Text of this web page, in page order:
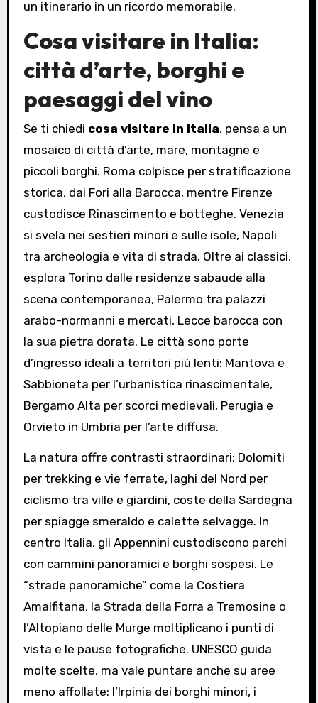
un itinerario in un ricordo memorabile.
Cosa visitare in Italia:
città d’arte, borghi e
paesaggi del vino
Se ti chiedi cosa visitare in Italia, pensa a un
mosaico di città d’arte, mare, montagne e
piccoli borghi. Roma colpisce per stratificazione
storica, dai Fori alla Barocca, mentre Firenze
custodisce Rinascimento e botteghe. Venezia
si svela nei sestieri minori e sulle isole, Napoli
tra archeologia e vita di strada. Oltre ai classici,
esplora Torino dalle residenze sabaude alla
scena contemporanea, Palermo tra palazzi
arabo-normanni e mercati, Lecce barocca con
la sua pietra dorata. Le città sono porte
d’ingresso ideali a territori più lenti: Mantova e
Sabbioneta per l’urbanistica rinascimentale,
Bergamo Alta per scorci medievali, Perugia e
Orvieto in Umbria per l’arte diffusa.
La natura offre contrasti straordinari: Dolomiti
per trekking e vie ferrate, laghi del Nord per
ciclismo tra ville e giardini, coste della Sardegna
per spiagge smeraldo e calette selvagge. In
centro Italia, gli Appennini custodiscono parchi
con cammini panoramici e borghi sospesi. Le
“strade panoramiche” come la Costiera
Amalfitana, la Strada della Forra a Tremosine o
l’Altopiano delle Murge moltiplicano i punti di
vista e le pause fotografiche. UNESCO guida
molte scelte, ma vale puntare anche su aree
meno affollate: l’Irpinia dei borghi minori, i